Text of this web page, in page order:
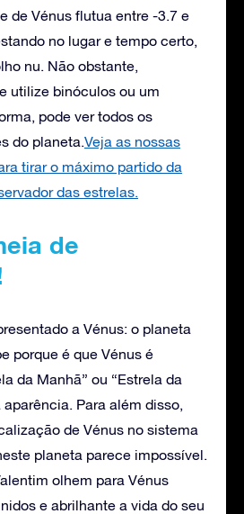
de Vénus flutua entre -3.7 e
no lugar e tempo certo,
nu. Não obstante,
utilize binóculos ou um
pode ver todos os
do planeta.Veja as nossas
tirar o máximo partido da
das estrelas.
de
a Vénus: o planeta
porque é que Vénus é
da Manhã” ou “Estrela da
aparência. Para além disso,
de Vénus no sistema
planeta parece impossível.
olhem para Vénus
e abrilhante a vida do seu